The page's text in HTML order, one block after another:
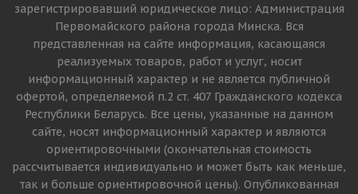
зарегистрировавший юридическое лицо: Администрация
Первомайского района города Минска. Вся
представленная на сайте информация, касающаяся
реализуемых товаров, работ и услуг, носит
информационный характер и не является публичной
офертой, определяемой п.2 ст. 407 Гражданского кодекса
Республики Беларусь. Все цены, указанные на данном
сайте, носят информационный характер и являются
ориентировочными (окончательная стоимость
рассчитывается индивидуально и может быть как меньше,
так и больше ориентировочной цены). Опубликованная